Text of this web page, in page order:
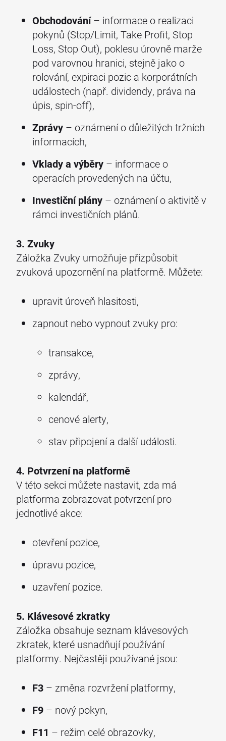
Obchodování– informace o realizaci
pokynů (Stop/Limit, Take Profit, Stop
Loss, Stop Out), poklesu úrovně marže
pod varovnou hranici, stejně jako o
rolování, expiraci pozic a korporátních
událostech (např. dividendy, práva na
úpis, spin-off),
Zprávy – oznámení o důležitých tržních
informacích,
Vklady a výběry – informace o
operacích provedených na účtu,
Investiční plány – oznámení o aktivitě v
rámci investičních plánů.
3. Zvuky
Záložka Zvuky umožňuje přizpůsobit
zvuková upozornění na platformě. Můžete:
upravit úroveň hlasitosti,
zapnout nebo vypnout zvuky pro:
transakce,
zprávy,
kalendář,
cenové alerty,
stav připojení a další události.
4. Potvrzení na platformě
V této sekci můžete nastavit, zda má
platforma zobrazovat potvrzení pro
jednotlivé akce:
otevření pozice,
úpravu pozice,
uzavření pozice.
5. Klávesové zkratky
Záložka obsahuje seznam klávesových
zkratek, které usnadňují používání
platformy. Nejčastěji používané jsou:
F3 – změna rozvržení platformy,
F9 – nový pokyn,
F11 – režim celé obrazovky,